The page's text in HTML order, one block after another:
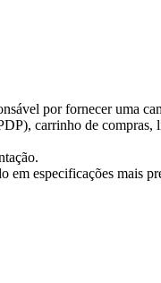
por fornecer uma
carrinho de compras,
especificações mais